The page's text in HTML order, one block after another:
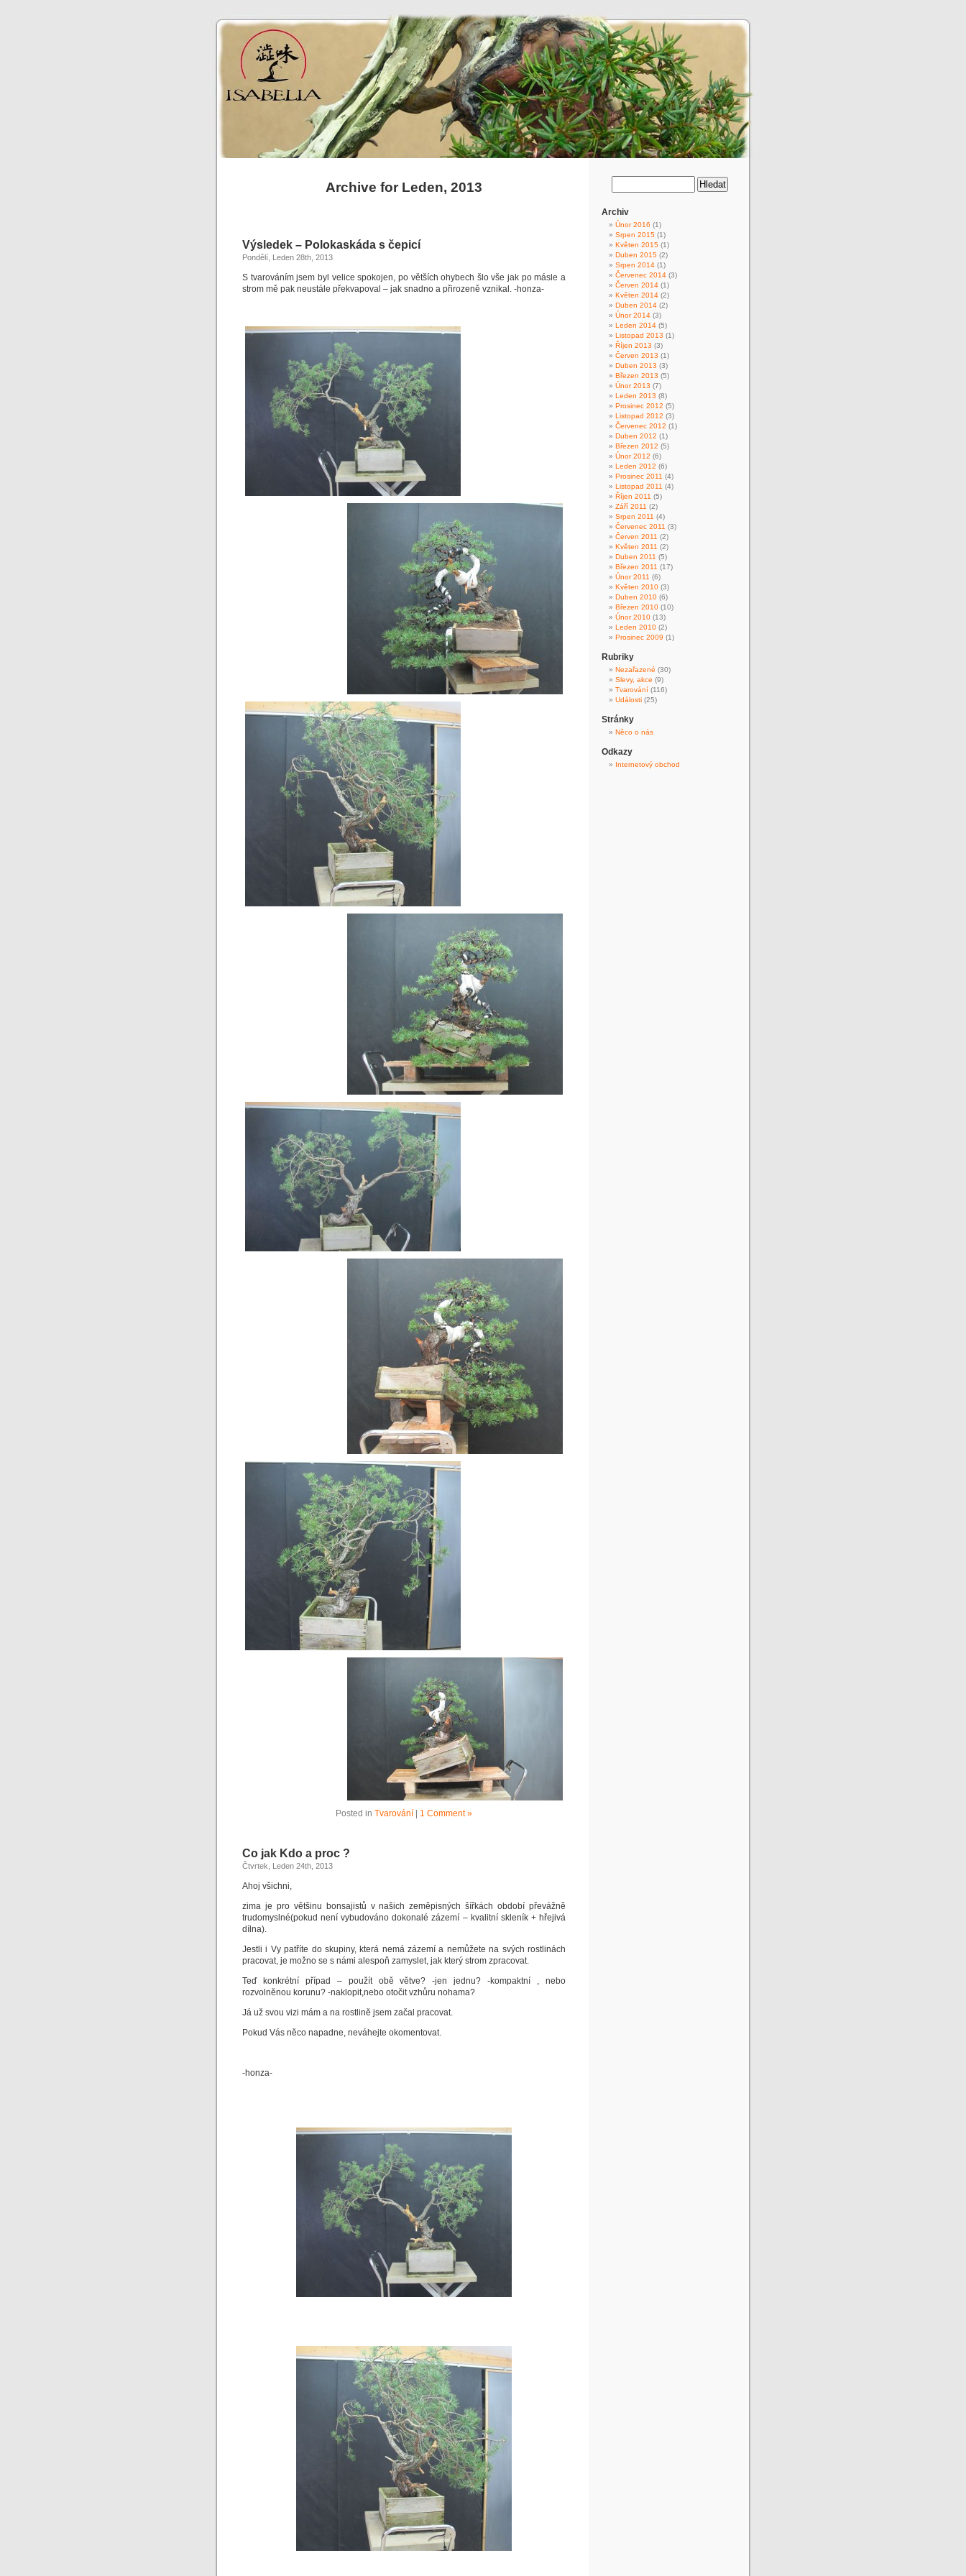
Archive for Leden, 2013
Výsledek – Polokaskáda s čepicí
Pondělí, Leden 28th, 2013
S tvarováním jsem byl velice spokojen, po větších ohybech šlo vše jak po másle a
strom mě pak neustále překvapoval – jak snadno a přirozeně vznikal. -honza-
Posted in Tvarování 1 Comment »
Co jak Kdo a proc ?
Čtvrtek, Leden 24th, 2013
Ahoj všichni,
zima je pro většinu bonsajistů v našich zeměpisných šířkách období převážně
trudomyslné(pokud není vybudováno dokonalé zázemí – kvalitní skleník + hřejivá
dílna).
Jestli i Vy patříte do skupiny, která nemá zázemí a nemůžete na svých rostlinách
pracovat, je možno se s námi alespoň zamyslet, jak který strom zpracovat.
Teď konkrétní případ – použít obě větve? -jen jednu? -kompaktní , nebo
rozvolněnou korunu? -naklopit,nebo otočit vzhůru nohama?
Já už svou vizi mám a na rostlině jsem začal pracovat.
Pokud Vás něco napadne, neváhejte okomentovat.
-honza-
Archiv
Únor 2016 (1)
Srpen 2015 (1)
Květen 2015 (1)
Duben 2015 (2)
Srpen 2014 (1)
Červenec 2014 (3)
Červen 2014 (1)
Květen 2014 (2)
Duben 2014 (2)
Únor 2014 (3)
Leden 2014 (5)
Listopad 2013 (1)
Říjen 2013 (3)
Červen 2013 (1)
Duben 2013 (3)
Březen 2013 (5)
Únor 2013 (7)
Leden 2013 (8)
Prosinec 2012 (5)
Listopad 2012 (3)
Červenec 2012 (1)
Duben 2012 (1)
Březen 2012 (5)
Únor 2012 (6)
Leden 2012 (6)
Prosinec 2011 (4)
Listopad 2011 (4)
Říjen 2011 (5)
Září 2011 (2)
Srpen 2011 (4)
Červenec 2011 (3)
Červen 2011 (2)
Květen 2011 (2)
Duben 2011 (5)
Březen 2011 (17)
Únor 2011 (6)
Květen 2010 (3)
Duben 2010 (6)
Březen 2010 (10)
Únor 2010 (13)
Leden 2010 (2)
Prosinec 2009 (1)
Rubriky
Nezařazené (30)
Slevy, akce (9)
Tvarování (116)
Události (25)
Stránky
Něco o nás
Odkazy
Internetový obchod